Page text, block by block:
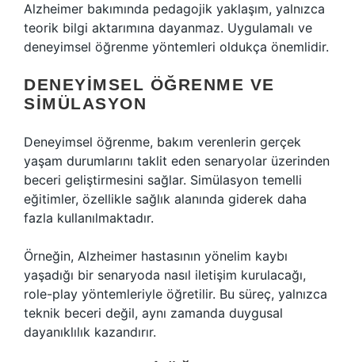
Alzheimer bakımında pedagojik yaklaşım, yalnızca
teorik bilgi aktarımına dayanmaz. Uygulamalı ve
deneyimsel öğrenme yöntemleri oldukça önemlidir.
DENEYIMSEL ÖĞRENME VE
SIMÜLASYON
Deneyimsel öğrenme, bakım verenlerin gerçek
yaşam durumlarını taklit eden senaryolar üzerinden
beceri geliştirmesini sağlar. Simülasyon temelli
eğitimler, özellikle sağlık alanında giderek daha
fazla kullanılmaktadır.
Örneğin, Alzheimer hastasının yönelim kaybı
yaşadığı bir senaryoda nasıl iletişim kurulacağı,
role-play yöntemleriyle öğretilir. Bu süreç, yalnızca
teknik beceri değil, aynı zamanda duygusal
dayanıklılık kazandırır.